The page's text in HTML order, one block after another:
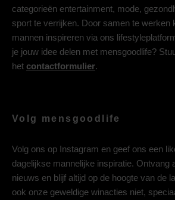
categorieën entertainment, mode,
sport te verrijken. Door samen te werken
mannen inspireren via ons
je jouw idee delen met mensgoodlife?
het contactformulier.
Volg mensgoodlife
Volg ons op Instagram en geef ons een
dagelijkse mannelijke inspiratie. Ontvang
nieuws en blijf altijd op de hoogte van de
ook onze geweldige winacties niet,